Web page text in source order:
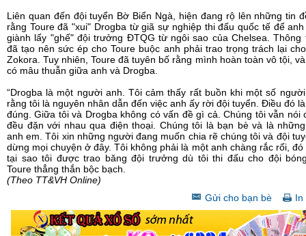
Liên quan đến đội tuyển Bờ Biển Ngà, hiện đang rộ lên những tin
rằng Toure đã "xui" Drogba từ giã sự nghiệp thi đấu quốc tế để
giành lấy "ghế" đội trưởng ĐTQG từ ngôi sao của Chelsea. Thông
đã tạo nên sức ép cho Toure buộc anh phải trao trọng trách lại
Zokora. Tuy nhiên, Toure đã tuyên bố rằng mình hoàn toàn vô tội,
có mâu thuẫn giữa anh và Drogba.
“Drogba là một người anh. Tôi cảm thấy rất buồn khi một số
rằng tôi là nguyên nhân dẫn đến việc anh ấy rời đội tuyển. Điều đó
đúng. Giữa tôi và Drogba không có vấn đề gì cả. Chúng tôi vẫn nói
đều đặn với nhau qua điện thoại. Chúng tôi là bạn bè và là
anh em. Tôi xin những người đang muốn chia rẽ chúng tôi và đội
dừng mọi chuyện ở đây. Tôi không phải là một anh chàng rắc rối, đó
tại sao tôi được trao băng đội trưởng dù tôi thi đấu cho đội
Toure thẳng thắn bộc bạch.
(Theo TT&VH Online)
Gửi cho bạn bè
In